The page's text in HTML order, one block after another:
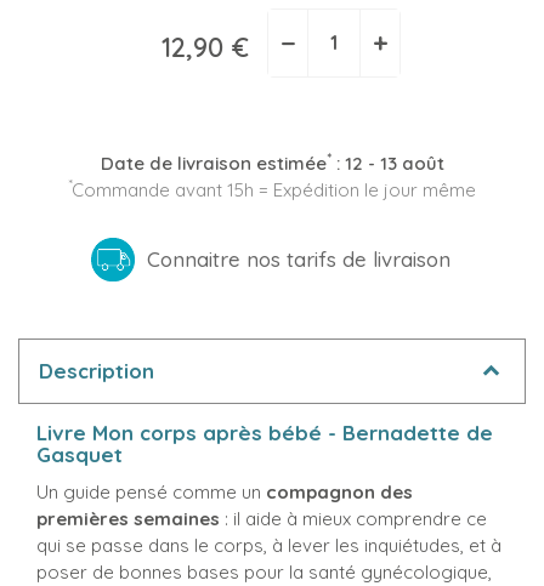
12,90 € − +
Date de livraison estimée*: 12 - 13 août
*Commande avant 15h = Expédition le jour même
Connaitre nos tarifs de livraison
Description
Livre Mon corps après bébé - Bernadette de
Gasquet
Un guide pensé comme un compagnon des
premières semaines : il aide à mieux comprendre ce
qui se passe dans le corps, à lever les inquiétudes, et à
poser de bonnes bases pour la santé gynécologique,